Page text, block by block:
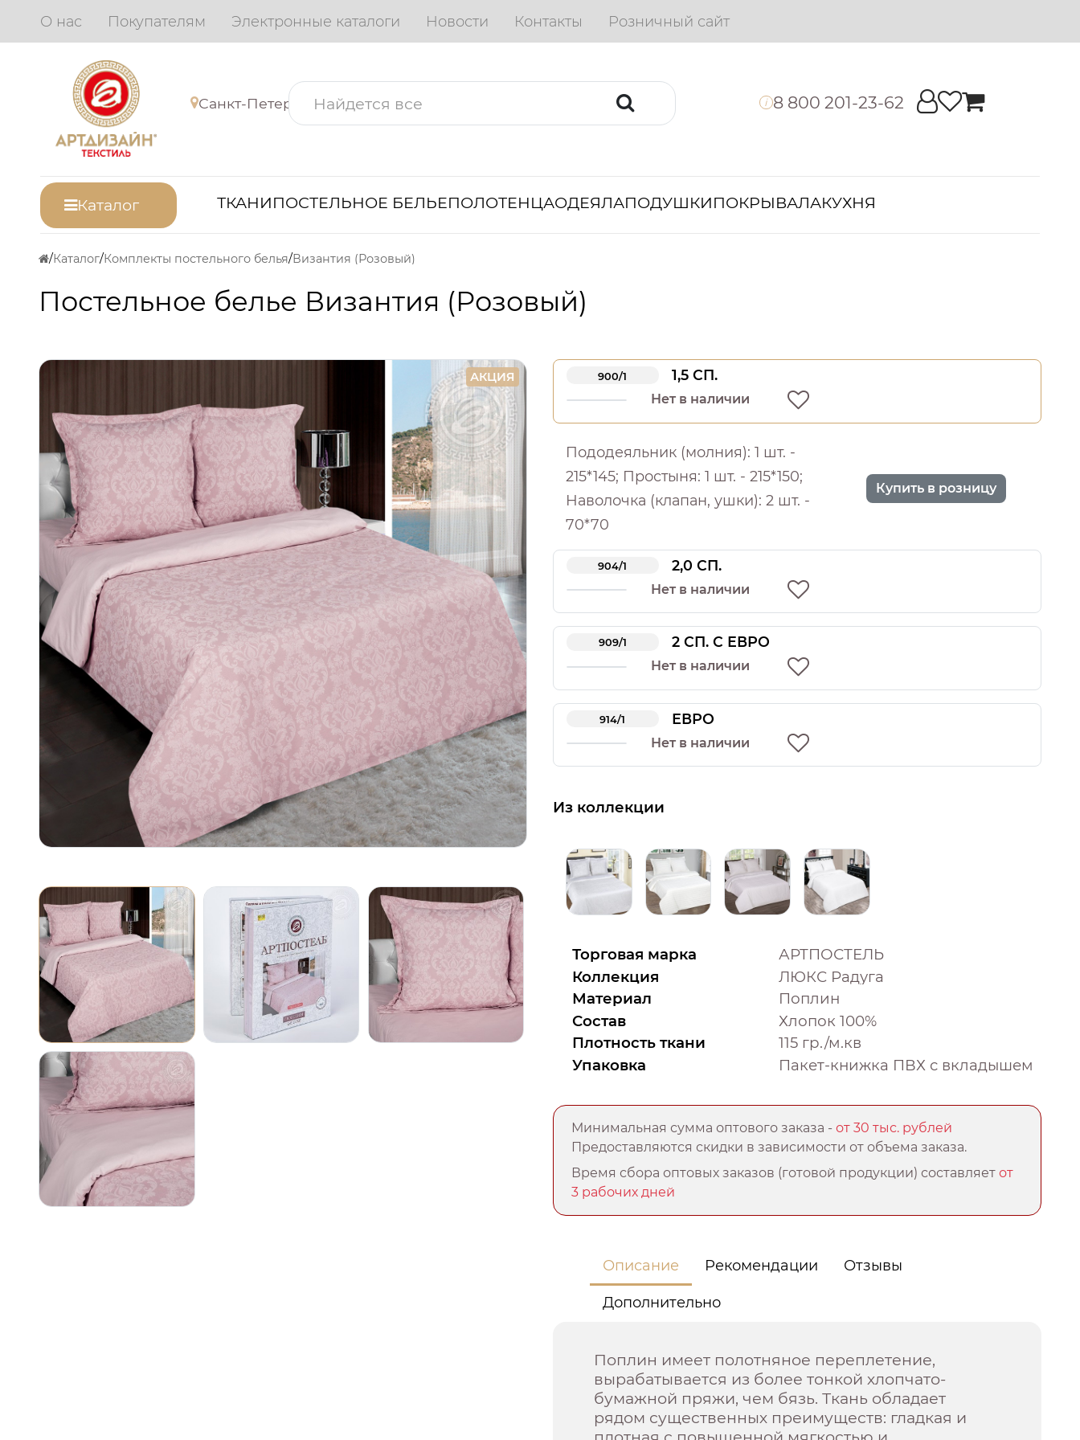
О нас Покупателям Электронные каталоги Новости Контакты Розничный сайт
Санкт-Петербург i 8 800 201-23-62
Каталог ТКАНИПОСТЕЛЬНОЕ БЕЛЬЕПОЛОТЕНЦАОДЕЯЛАПОДУШКИПОКРЫВАЛАКУХНЯ
Каталог Комплекты постельного белья Византия (Розовый)
Постельное белье Византия (Розовый)
АКЦИЯ 900/1 1,5 СП.
Нет в наличии
Пододеяльник (молния): 1 шт. -
215*145; Простыня: 1 шт. - 215*150;
Наволочка (клапан, ушки): 2 шт. -
70*70
Купить в розницу
904/1 2,0 СП.
Нет в наличии
909/1 2 СП. С ЕВРО
Нет в наличии
914/1 ЕВРО
Нет в наличии
Из коллекции
Торговая марка
АРТПОСТЕЛЬ
Коллекция
ЛЮКС Радуга
Материал
Поплин
Состав
Хлопок 100%
Плотность ткани
115 гр./м.кв
Упаковка
Пакет-книжка ПВХ с вкладышем
Минимальная сумма оптового заказа -от 30 тыс. рублей
Предоставляются скидки в зависимости от объема заказа.
Время сбора оптовых заказов (готовой продукции) составляетот
3 рабочих дней
Описание Рекомендации Отзывы
Дополнительно
Поплин имеет полотняное переплетение,
вырабатывается из более тонкой хлопчато-
бумажной пряжи, чем бязь. Ткань обладает
рядом существенных преимуществ: гладкая и